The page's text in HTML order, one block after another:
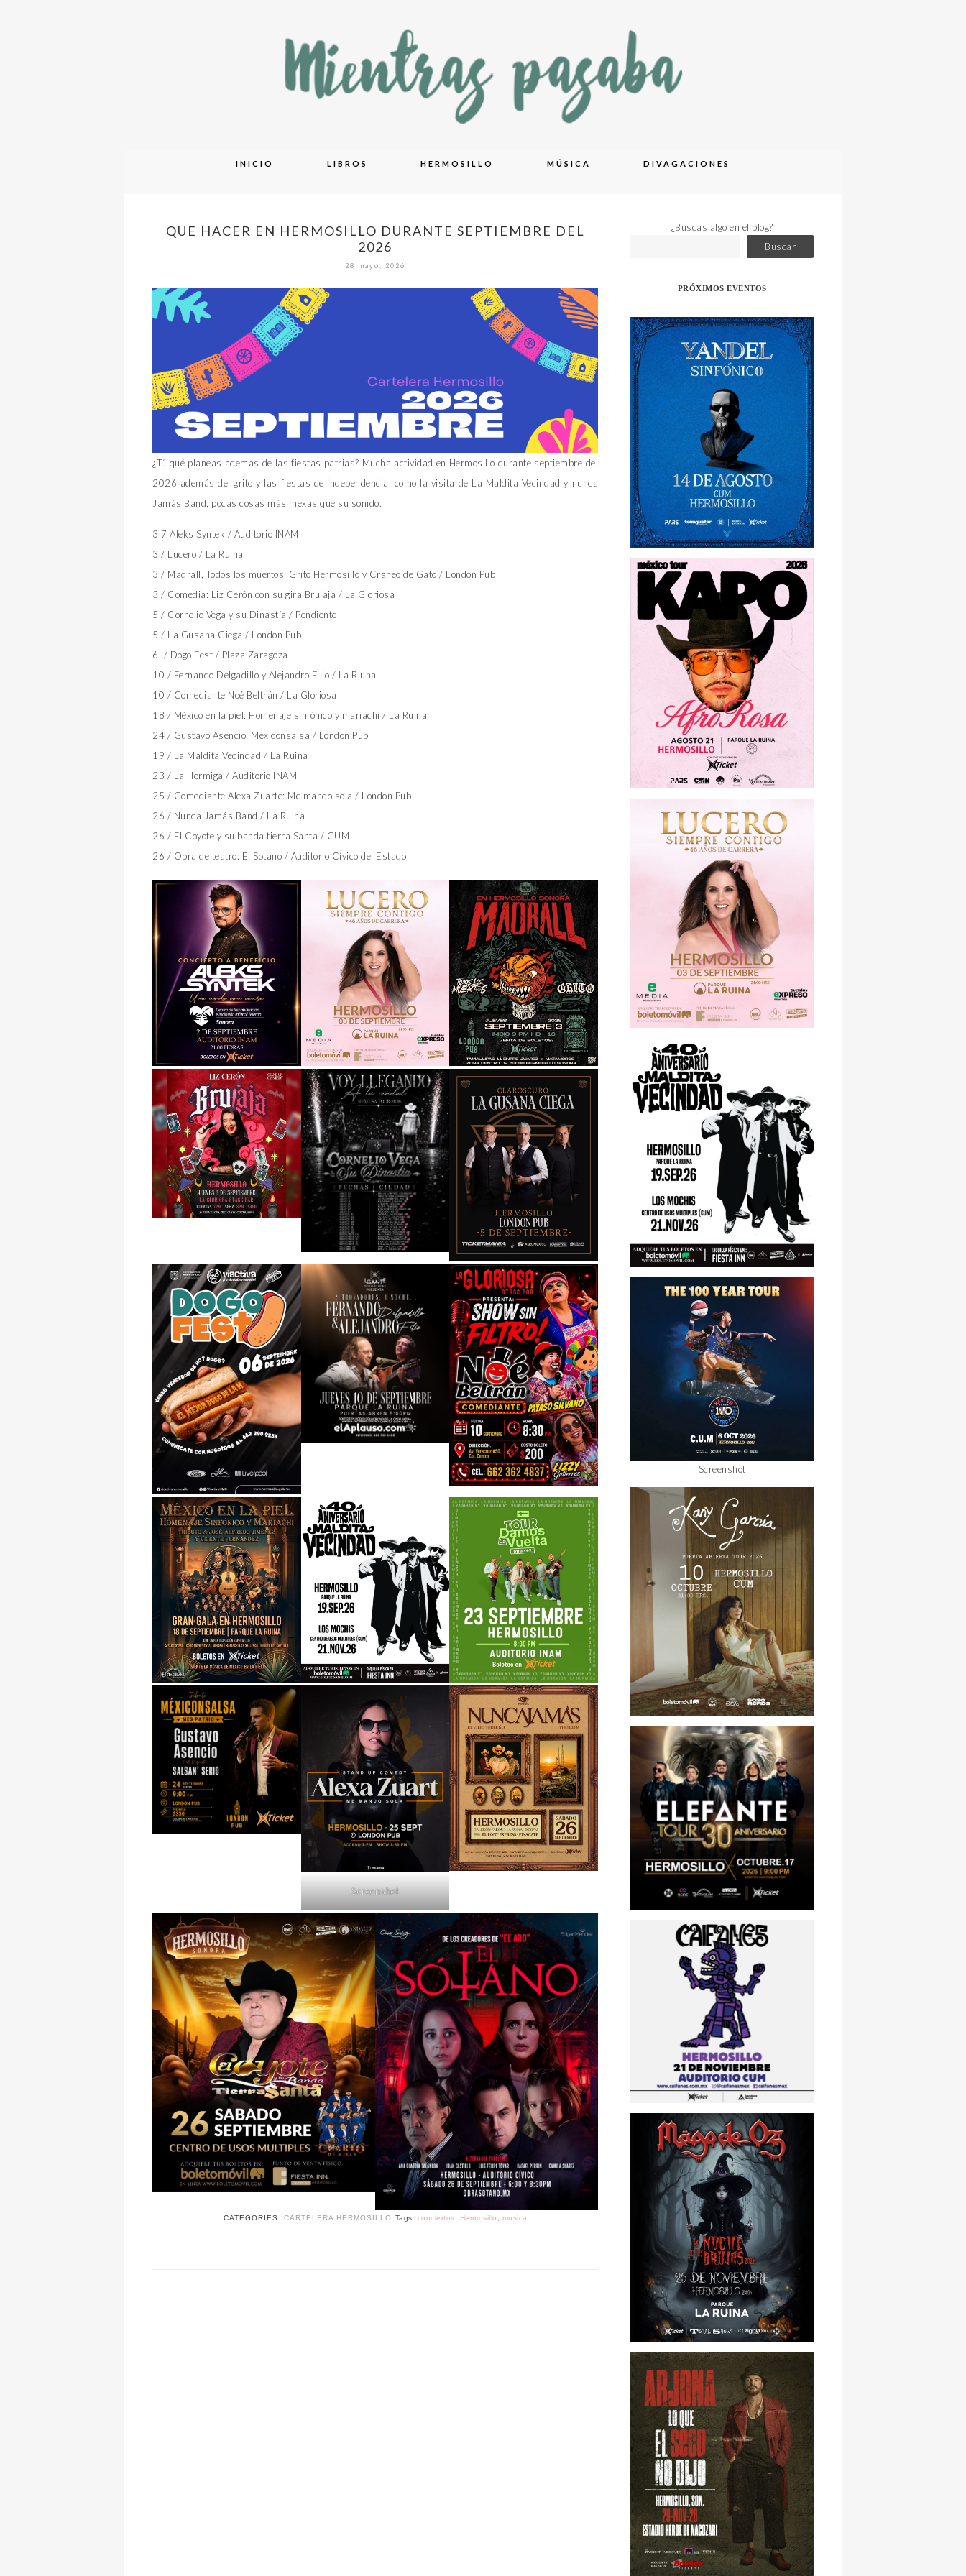
INICIO LIBROS HERMOSILLO MÚSICA DIVAGACIONES
QUE HACER EN HERMOSILLO DURANTE SEPTIEMBRE DEL
2026
28 mayo, 2026
¿Tú qué planeas ademas de las fiestas patrias? Mucha actividad en Hermosillo durante septiembre del
2026 además del grito y las fiestas de independencia, como la visita de La Maldita Vecindad y nunca
Jamás Band, pocas cosas más mexas que su sonido.
3 7 Aleks Syntek / Auditorio INAM
3 / Lucero / La Ruina
3 / Madrall, Todos los muertos, Grito Hermosillo y Craneo de Gato / London Pub
3 / Comedia: Liz Cerón con su gira Brujaja / La Gloriosa
5 / Cornelio Vega y su Dinastía / Pendiente
5 / La Gusana Ciega / London Pub
6. / Dogo Fest / Plaza Zaragoza
10 / Fernando Delgadillo y Alejandro Filio / La Riuna
10 / Comediante Noé Beltrán / La Gloriosa
18 / México en la piel: Homenaje sinfónico y mariachi / La Ruina
24 / Gustavo Asencio: Mexiconsalsa / London Pub
19 / La Maldita Vecindad / La Ruina
23 / La Hormiga / Auditorio INAM
25 / Comediante Alexa Zuarte: Me mando sola / London Pub
26 / Nunca Jamás Band / La Ruina
26 / El Coyote y su banda tierra Santa / CUM
26 / Obra de teatro: El Sotano / Auditorio Cívico del Estado
Screenshot
CATEGORIES: CARTELERA HERMOSILLO Tags: conciertos, Hermosillo , musica
¿Buscas algo en el blog?
Buscar
PRÓXIMOS EVENTOS
Screenshot